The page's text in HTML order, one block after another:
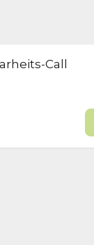
Call